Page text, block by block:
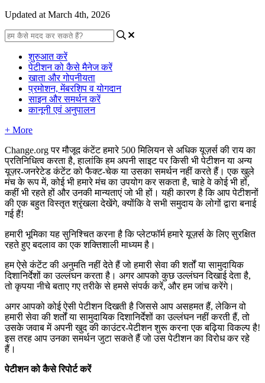
Updated at March 4th, 2026
शुरुआत करें
पेटीशन को कैसे मैनेज करें
खाता और गोपनीयता
प्रमोशन, मेंबरशिप व योगदान
साइन और समर्थन करें
कानूनी एवं अनुपालन
+ More
Change.org पर मजद कटट हमर 500 मलयन स अधक यजर क रय क
परतनधतव करत ह, हलक हम अपन सइट पर कस भ पटशन य अनय
यजर-जनरटड कटट क फकट-चक य उसक समरन नह करत ह । एक खल
मच क रप म, कई भ हमर मच क उपयग कर सकत ह, चह व कई भ ह,
कह भ रहत ह और उनक मनयतए ज भ ह । यह करण ह क आप पटशन
क एक बहत वसतत शरखल दखग, कयक व सभ समदय क लग दर बनई
गई ह!
हमर भमक यह सनशत करन ह क पलटफर हमर यजर क लए सरकत
रहत हए बदलव क एक शकशल मधयम ह ।
हम ऐस कटट क अनमत नह दत ह ज हमर सव क शर य समदयक
दशनरश क उललघन करत ह । अगर आपक कछ उललघन दखई दत ह,
त कपय नच बतए गए तरक स हमस सपर कर, और हम जच करग।
अगर आपक कई ऐस पटशन दखत ह जसस आप असहमत ह, लकन व
हमर सव क शर य समदयक दशनरश क उललघन नह करत ह, त
उसक जवब म अपन खद क कउटर-पटशन शर करन एक बढय वकलप ह!
इस तरह आप उनक समरन जट सकत ह ज उस पटशन क वरध कर रह
ह ।
पटशन क कस रपर कर